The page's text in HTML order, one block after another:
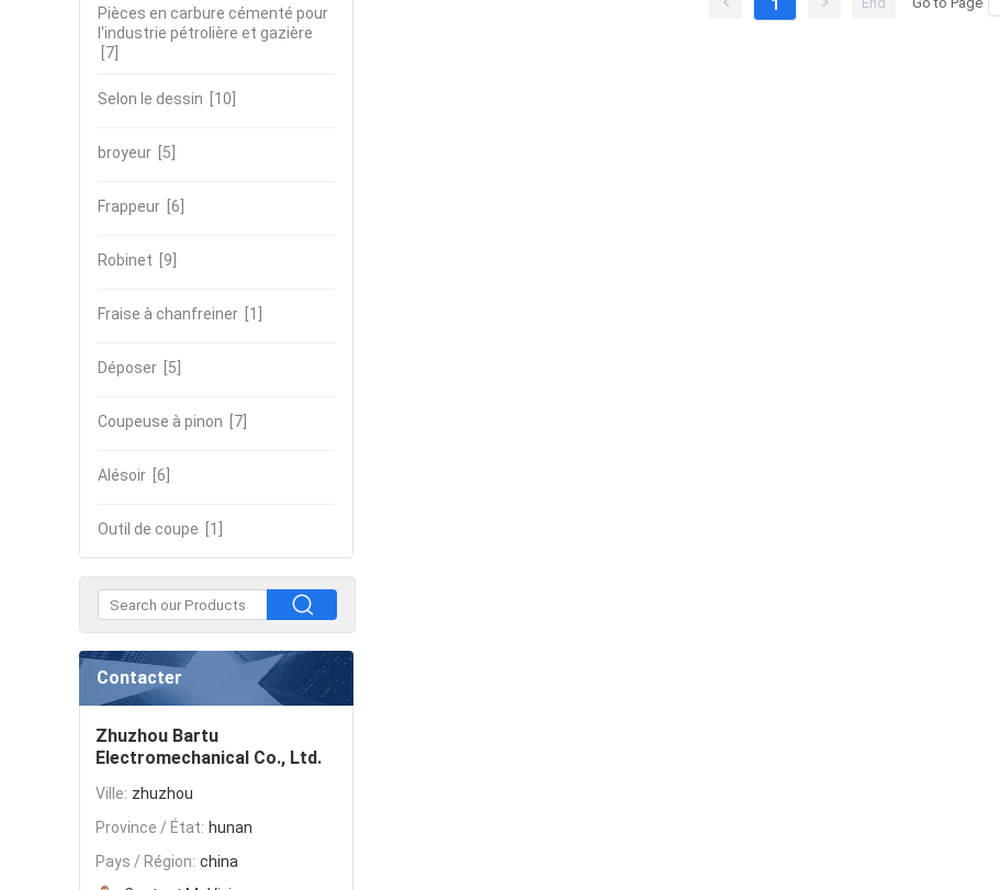
Pièces en carbure cémenté pour
l'industrie pétrolière et gazière
[7]
Selon le dessin [10]
broyeur [5]
Frappeur [6]
Robinet [9]
Fraise à chanfreiner [1]
Déposer [5]
Coupeuse à pinon [7]
Alésoir [6]
Outil de coupe [1]
Contacter
Zhuzhou Bartu
Electromechanical Co., Ltd.
Ville: zhuzhou
Province / État: hunan
Pays / Région: china
1